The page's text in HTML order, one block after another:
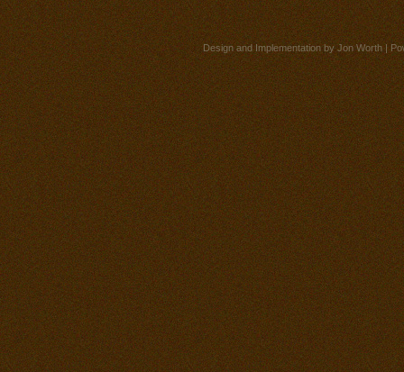
Design and Implementation by Jon Worth |